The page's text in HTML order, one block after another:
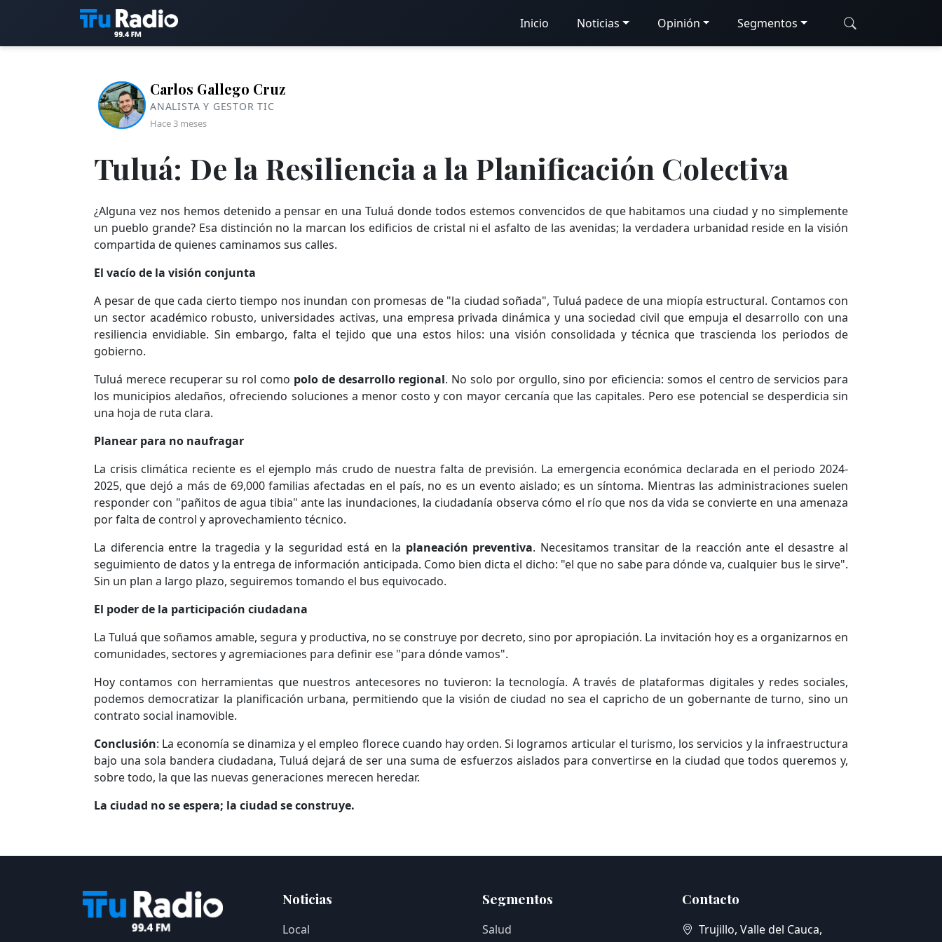
Inicio Noticias Opinión Segmentos
Carlos Gallego Cruz
ANALISTA Y GESTOR TIC
Hace 3 meses
Tuluá: De la Resiliencia a la Planificación Colectiva
¿Alguna vez nos hemos detenido a pensar en una Tuluá donde todos estemos convencidos de que habitamos una ciudad y no simplemente
un pueblo grande? Esa distinción no la marcan los edificios de cristal ni el asfalto de las avenidas; la verdadera urbanidad reside en la visión
compartida de quienes caminamos sus calles.
El vacío de la visión conjunta
A pesar de que cada cierto tiempo nos inundan con promesas de "la ciudad soñada", Tuluá padece de una miopía estructural. Contamos con
un sector académico robusto, universidades activas, una empresa privada dinámica y una sociedad civil que empuja el desarrollo con una
resiliencia envidiable. Sin embargo, falta el tejido que una estos hilos: una visión consolidada y técnica que trascienda los periodos de
gobierno.
Tuluá merece recuperar su rol como polo de desarrollo regional. No solo por orgullo, sino por eficiencia: somos el centro de servicios para
los municipios aledaños, ofreciendo soluciones a menor costo y con mayor cercanía que las capitales. Pero ese potencial se desperdicia sin
una hoja de ruta clara.
Planear para no naufragar
La crisis climática reciente es el ejemplo más crudo de nuestra falta de previsión. La emergencia económica declarada en el periodo 2024-
2025, que dejó a más de 69,000 familias afectadas en el país, no es un evento aislado; es un síntoma. Mientras las administraciones suelen
responder con "pañitos de agua tibia" ante las inundaciones, la ciudadanía observa cómo el río que nos da vida se convierte en una amenaza
por falta de control y aprovechamiento técnico.
La diferencia entre la tragedia y la seguridad está en la planeación preventiva. Necesitamos transitar de la reacción ante el desastre al
seguimiento de datos y la entrega de información anticipada. Como bien dicta el dicho: "el que no sabe para dónde va, cualquier bus le sirve".
Sin un plan a largo plazo, seguiremos tomando el bus equivocado.
El poder de la participación ciudadana
La Tuluá que soñamos amable, segura y productiva, no se construye por decreto, sino por apropiación. La invitación hoy es a organizarnos en
comunidades, sectores y agremiaciones para definir ese "para dónde vamos".
Hoy contamos con herramientas que nuestros antecesores no tuvieron: la tecnología. A través de plataformas digitales y redes sociales,
podemos democratizar la planificación urbana, permitiendo que la visión de ciudad no sea el capricho de un gobernante de turno, sino un
contrato social inamovible.
Conclusión: La economía se dinamiza y el empleo florece cuando hay orden. Si logramos articular el turismo, los servicios y la infraestructura
bajo una sola bandera ciudadana, Tuluá dejará de ser una suma de esfuerzos aislados para convertirse en la ciudad que todos queremos y,
sobre todo, la que las nuevas generaciones merecen heredar.
La ciudad no se espera; la ciudad se construye.
Noticias
Local
Segmentos
Salud
Contacto
Trujillo, Valle del Cauca,